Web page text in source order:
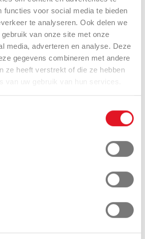
functies voor social media te bieden
te analyseren. Ook delen we
van onze site met onze
media, adverteren en analyse. Deze
gegevens combineren met andere
ze heeft verstrekt of die ze hebben
van uw gebruik van hun services.
VERDELERS